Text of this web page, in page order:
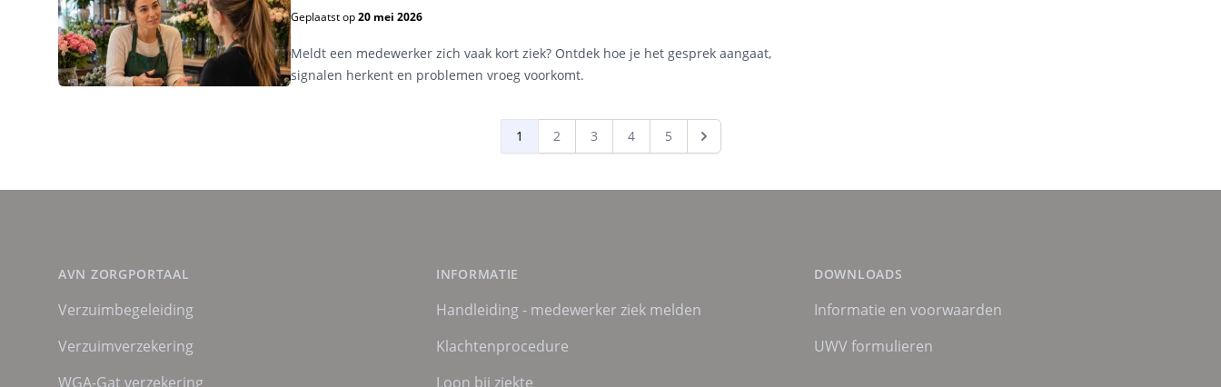
Geplaatst op20 mei 2026
Meldt een medewerker zich vaak kort ziek? Ontdek hoe je het gesprek aangaat,
signalen herkent en problemen vroeg voorkomt.
1 2 3 4 5
AVN ZORGPORTAAL
Verzuimbegeleiding
Verzuimverzekering
WGA-Gat verzekering
INFORMATIE
Handleiding - medewerker ziek melden
Klachtenprocedure
Loon bij ziekte
DOWNLOADS
Informatie en voorwaarden
UWV formulieren